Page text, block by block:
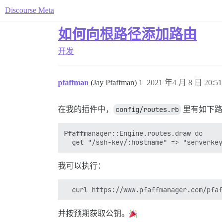
Discourse Meta
如何向根路径添加路由
开发
pfaffman (Jay Pfaffman) 2021 年4 月 8 日 20:51
1
在我的插件中， config/routes.rb 里有如下
Pfaffmanager::Engine.routes.draw do
我可以执行：
并按预期获取公钥。